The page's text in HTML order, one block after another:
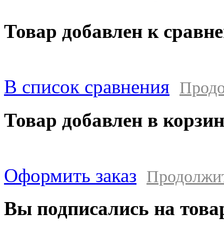
Товар добавлен к
В список сравнения
Товар добавлен в
Оформить заказ
Вы подписались на